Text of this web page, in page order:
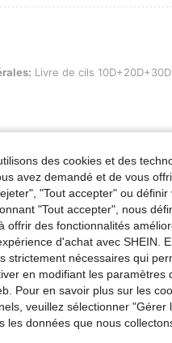
de cils 10D+20D+30D+40D
Livre de cils
Plus D'avis
des cookies et des
avez demandé et de vous
"Tout accepter" ou
"Tout accepter", nous
offrir des fonctionnalités
d'achat avec SHEIN.
strictement nécessaires qui
en modifiant les paramètres
Pour en savoir plus sur les
veuillez sélectionner
les données que nous